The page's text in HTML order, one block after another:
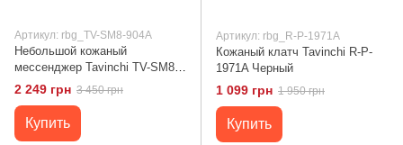
Артикул: rbg_TV-SM8-904A
Небольшой кожаный
мессенджер Tavinchi TV-SM8-
904A Черный
2 249 грн 3 450 грн
Купить
Артикул: rbg_R-P-1971A
Кожаный клатч Tavinchi R-P-
1971A Черный
1 099 грн 1 950 грн
Купить